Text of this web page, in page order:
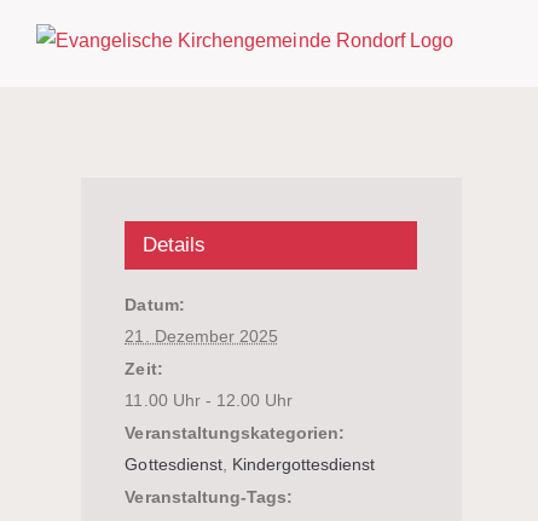
Inhalt
Details
Datum:
21. Dezember 2025
Zeit:
11.00 Uhr - 12.00 Uhr
Veranstaltungskategorien:
Gottesdienst, Kindergottesdienst
Veranstaltung-Tags: